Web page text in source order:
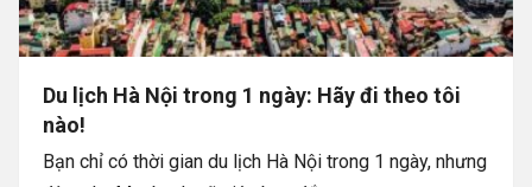
Du lịch Hà Nội trong 1 ngày: Hãy đi theo tôi
nào!
Bạn chỉ có thời gian du lịch Hà Nội trong 1 ngày, nhưng